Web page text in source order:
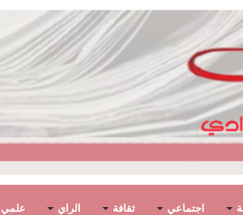
اجتماعي ثقافة الراي علمي